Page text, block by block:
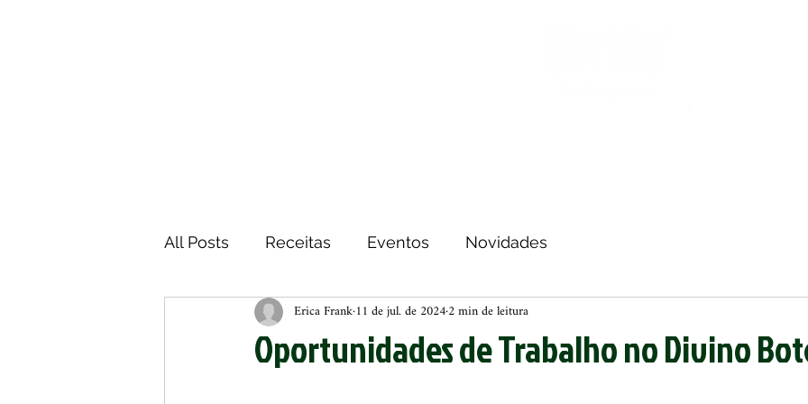
All Posts Receitas Eventos Novidades
Oportunidades de Trabalho no Divino
Erica Frank11 de jul. de 20242 min de leitura